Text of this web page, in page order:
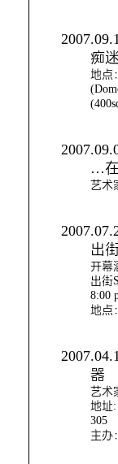
痴
地点
…
艺术
出
开幕
出街
8:00
地点
器
艺术
地址:
305
主办